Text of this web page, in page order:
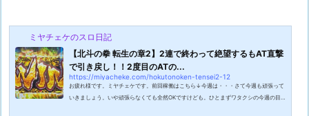
ミヤチェケのスロ日記
【北斗の拳 転生の章2】2連で終わって絶望するもAT直撃
で引き戻し！！2度目のATの...
https://miyacheke.com/hokutonoken-tensei2-12
お疲れ様です。ミヤチェケです。前回稼働はこちら↓今週は・・・さて今週も頑張って
いきましょう。いや頑張らなくても全然OKですけども。ひとまずワタクシの今週の目